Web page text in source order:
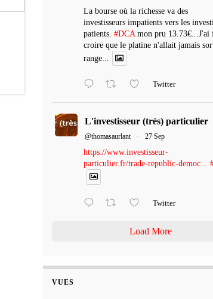
La bourse où la richesse va des
investisseurs impatients vers les
patients. #DCAmon pru
croire que le platine n'allait jamais
range...
Twitter
L'investisseur (très) particulier
@thomasaurlant · 27 Sep
https://www.investisseur-
particulier.fr/trade-republic-democ...
Twitter
Load More
VUES